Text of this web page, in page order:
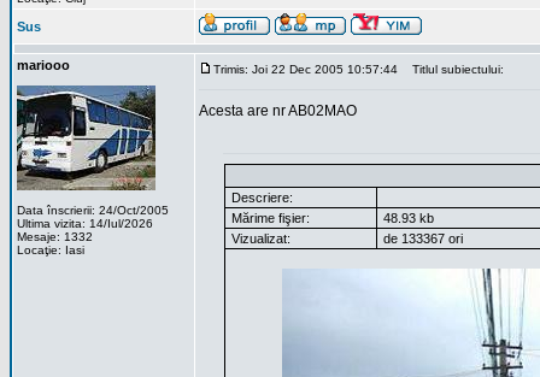
Sus
mariooo
Data înscrierii: 24/Oct/2005
Ultima vizita: 14/Iul/2026
Mesaje: 1332
Locaţie: Iasi
Trimis: Joi 22 Dec 2005 10:57:44 Titlul subiectului:
Acesta are nr AB02MAO
Descriere:
Mărime fişier:
48.93 kb
Vizualizat:
de 133367 ori